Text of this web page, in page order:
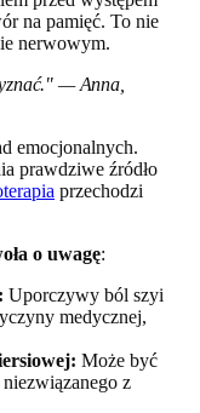
na pamięć. To nie
nerwowym.
— Anna,
emocjonalnych.
prawdziwe źródło
przechodzi
o uwagę:
Uporczywy ból szyi
medycznej,
Może być
z